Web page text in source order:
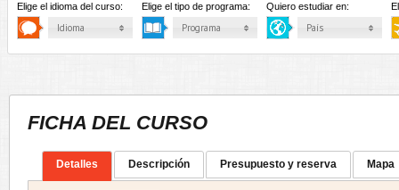
Elige el idioma del curso:
Idioma
Elige el tipo de programa:
Programa
Quiero estudiar en:
País
FICHA DEL CURSO
Detalles Descripción Presupuesto y reserva Mapa